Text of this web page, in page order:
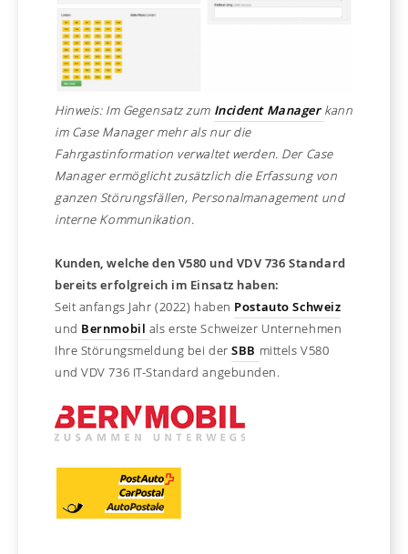
Hinweis: Im Gegensatz zum Incident Manager kann
im Case Manager mehr als nur die
Fahrgastinformation verwaltet werden. Der Case
Manager ermöglicht zusätzlich die Erfassung von
ganzen Störungsfällen, Personalmanagement und
interne Kommunikation.
Kunden, welche den V580 und VDV 736 Standard
bereits erfolgreich im Einsatz haben:
Seit anfangs Jahr (2022) haben Postauto Schweiz
und Bernmobil als erste Schweizer Unternehmen
Ihre Störungsmeldung bei derSBB mittels V580
und VDV 736 IT-Standard angebunden.